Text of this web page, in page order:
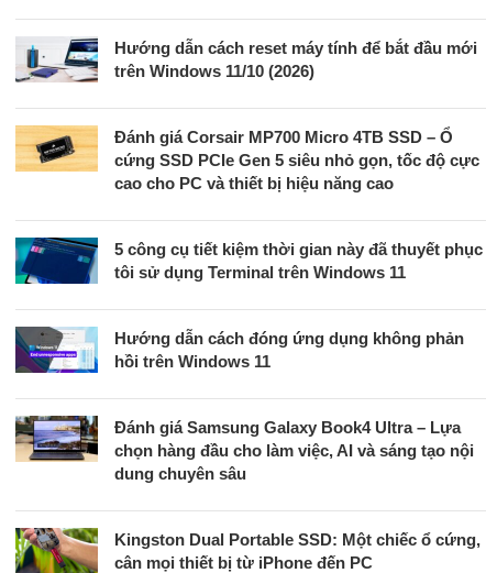
Hướng dẫn cách reset máy tính để bắt đầu mới
trên Windows 11/10 (2026)
Đánh giá Corsair MP700 Micro 4TB SSD – Ổ
cứng SSD PCIe Gen 5 siêu nhỏ gọn, tốc độ cực
cao cho PC và thiết bị hiệu năng cao
5 công cụ tiết kiệm thời gian này đã thuyết phục
tôi sử dụng Terminal trên Windows 11
Hướng dẫn cách đóng ứng dụng không phản
hồi trên Windows 11
Đánh giá Samsung Galaxy Book4 Ultra – Lựa
chọn hàng đầu cho làm việc, AI và sáng tạo nội
dung chuyên sâu
Kingston Dual Portable SSD: Một chiếc ổ cứng,
cân mọi thiết bị từ iPhone đến PC